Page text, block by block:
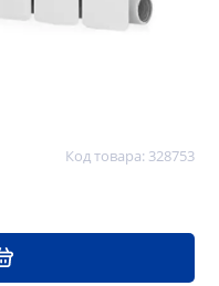
Код товара: 328753